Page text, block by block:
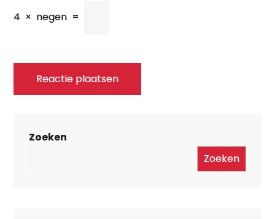
4 × negen =
Zoeken
Zoeken